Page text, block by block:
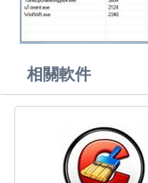
相關軟件